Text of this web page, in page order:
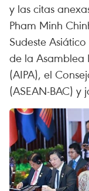
y las citas
Pham Minh
Sudeste
de la
(AIPA), el
(ASEAN-BAC) y